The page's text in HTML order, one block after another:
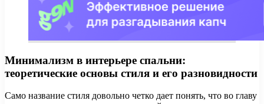
Минимализм в интерьере спальни:
теоретические основы стиля и его разновидности
Само название стиля довольно четко дает понять, что во главу